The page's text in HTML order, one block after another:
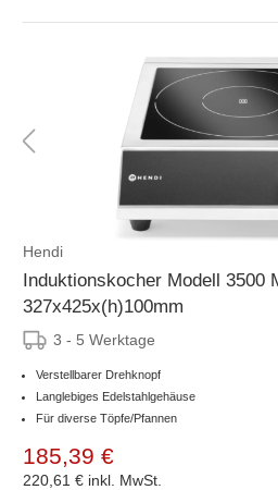
Hendi
Induktionskocher Modell 3500
327x425x(h)100mm
3 - 5 Werktage
Verstellbarer Drehknopf
Langlebiges Edelstahlgehäuse
Für diverse Töpfe/Pfannen
185,39 €
220,61 € inkl. MwSt.